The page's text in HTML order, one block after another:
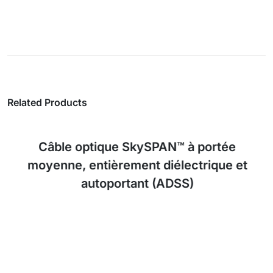
Related Products